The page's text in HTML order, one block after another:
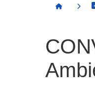
Página